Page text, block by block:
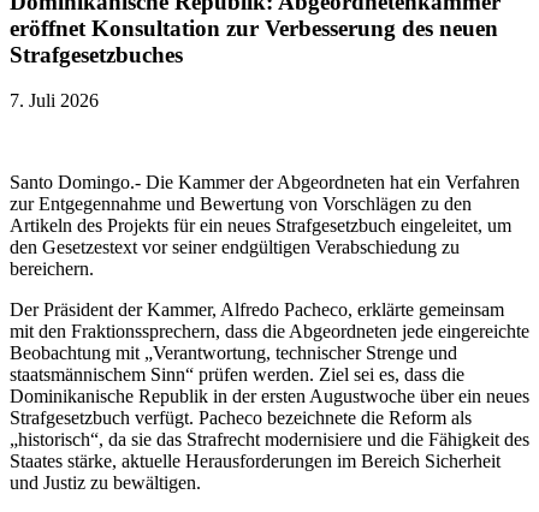
eröffnet Konsultation zur Verbesserung des neuen
Strafgesetzbuches
7. Juli 2026
Santo Domingo.- Die Kammer der Abgeordneten hat ein Verfahren
zur Entgegennahme und Bewertung von Vorschlägen zu den
Artikeln des Projekts für ein neues Strafgesetzbuch eingeleitet, um
den Gesetzestext vor seiner endgültigen Verabschiedung zu
bereichern.
Der Präsident der Kammer, Alfredo Pacheco, erklärte gemeinsam
mit den Fraktionssprechern, dass die Abgeordneten jede eingereichte
Beobachtung mit „Verantwortung, technischer Strenge und
staatsmännischem Sinn“ prüfen werden. Ziel sei es, dass die
Dominikanische Republik in der ersten Augustwoche über ein neues
Strafgesetzbuch verfügt. Pacheco bezeichnete die Reform als
„historisch“, da sie das Strafrecht modernisiere und die Fähigkeit des
Staates stärke, aktuelle Herausforderungen im Bereich Sicherheit
und Justiz zu bewältigen.